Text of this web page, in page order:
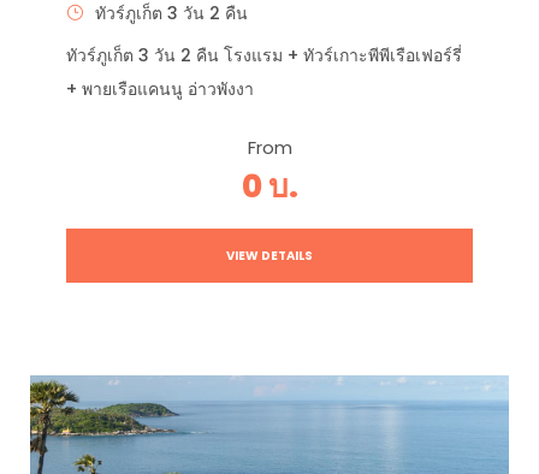
ทัวร์ภูเก็ต 3 วัน 2 คืน
ทัวร์ภูเก็ต 3 วัน 2 คืน โรงแรม + ทัวร์เกาะพีพีเรือเฟอร์รี่
+ พายเรือแคนนู อ่าวพังงา
From
0 บ.
VIEW DETAILS